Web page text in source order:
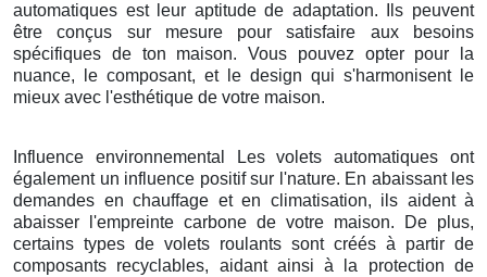
automatiques est leur aptitude de adaptation. Ils peuvent
être conçus sur mesure pour satisfaire aux besoins
spécifiques de ton maison. Vous pouvez opter pour la
nuance, le composant, et le design qui s'harmonisent le
mieux avec l'esthétique de votre maison.
Influence environnemental Les volets automatiques ont
également un influence positif sur l'nature. En abaissant les
demandes en chauffage et en climatisation, ils aident à
abaisser l'empreinte carbone de votre maison. De plus,
certains types de volets roulants sont créés à partir de
composants recyclables, aidant ainsi à la protection de